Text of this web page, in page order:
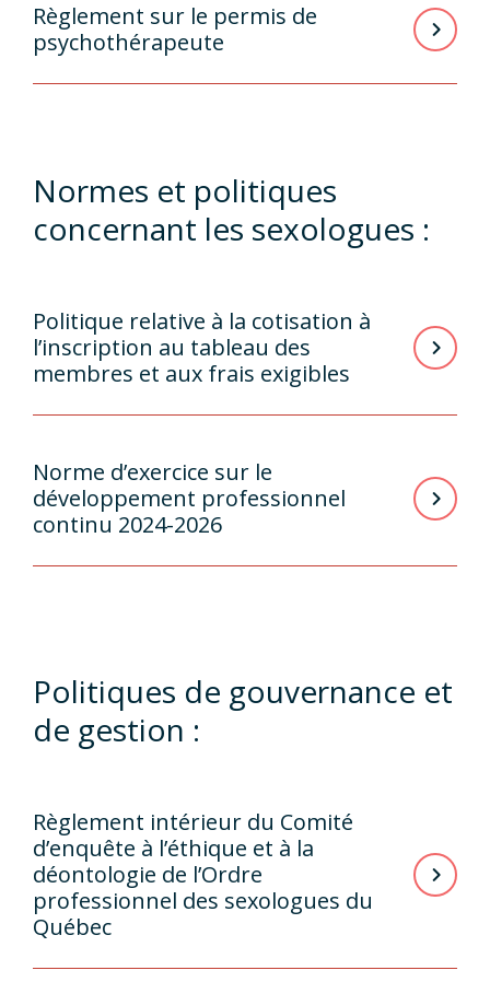
Règlement sur le permis de
psychothérapeute
Normes et politiques
concernant les sexologues :
Politique relative à la cotisation à
l’inscription au tableau des
membres et aux frais exigibles
Norme d’exercice sur le
développement professionnel
continu 2024-2026
Politiques de gouvernance et
de gestion :
Règlement intérieur du Comité
d’enquête à l’éthique et à la
déontologie de l’Ordre
professionnel des sexologues du
Québec